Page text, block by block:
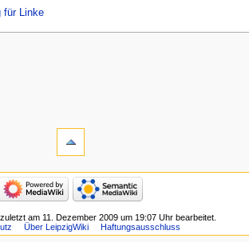
für Linke
am 11. Dezember 2009 um 19:07 Uhr bearbeitet.
Über LeipzigWiki Haftungsausschluss